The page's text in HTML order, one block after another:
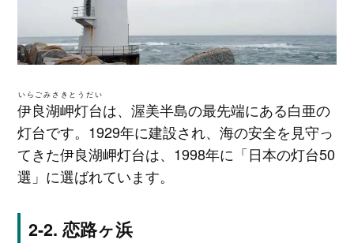
伊良湖岬灯台
いらごみさきとうだい
は、渥美半島の最先端にある白亜の
灯台です。1929年に建設され、海の安全を見守っ
てきた伊良湖岬灯台は、1998年に「日本の灯台50
選」に選ばれています。
恋路ヶ浜